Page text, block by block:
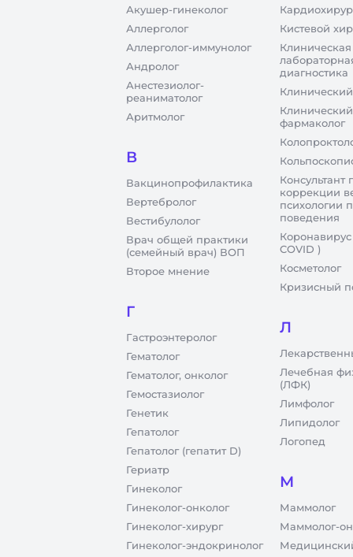
Акушер-гинеколог
Аллерголог
Аллерголог-иммунолог
Андролог
Анестезиолог-
реаниматолог
Аритмолог
В
Вакцинопрофилактика
Вертебролог
Вестибулолог
Врач общей практики
(семейный врач) ВОП
Второе мнение
Г
Гастроэнтеролог
Гематолог
Гематолог, онколог
Гемостазиолог
Генетик
Гепатолог
Гепатолог (гепатит D)
Гериатр
Гинеколог
Гинеколог-онколог
Гинеколог-хирург
Гинеколог-эндокринолог
Кистевой
Клиническая
диагностика
Клинический
фармаколог
Консультант
коррекции
психологии
поведения
COVID )
Косметолог
Кризисный
Л
Лечебная
(ЛФК)
Лимфолог
Липидолог
Логопед
М
Маммолог
Маммолог-